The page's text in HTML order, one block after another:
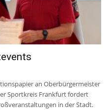
an Oberbürgermeister
Sportkreis Frankfurt fordert
in der Stadt.